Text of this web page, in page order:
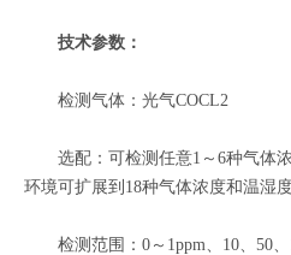
技术参数：
检测气体：光气COCL2
选配：可检测任意1～6种气体浓
环境可扩展到18种气体浓度和温湿度
检测范围：0～1ppm、10、50、